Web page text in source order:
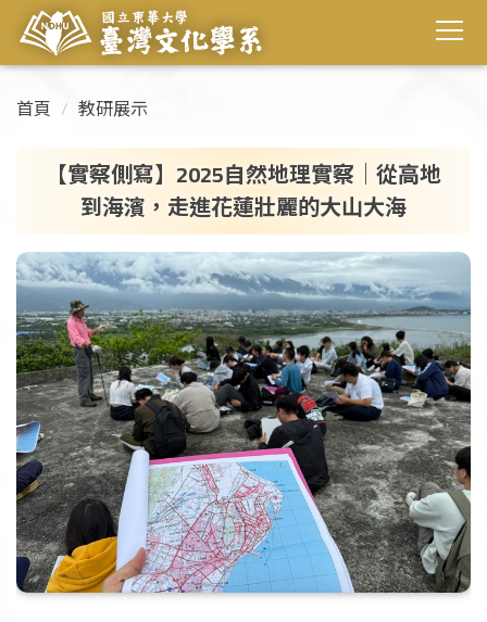
首頁 教研展示
【實察側寫】2025自然地理實察｜從高地
到海濱，走進花蓮壯麗的大山大海